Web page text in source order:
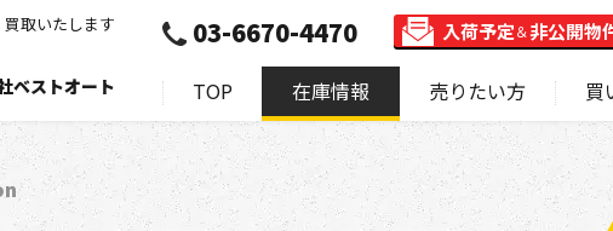
取いたします
ベストオート TOP 在庫情報 売りたい方 買
03-6670-4470 入荷予定＆非公開物